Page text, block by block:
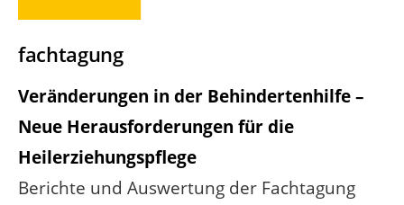
fachtagung
Veränderungen in der Behindertenhilfe –
Neue Herausforderungen für die
Heilerziehungspflege
Berichte und Auswertung der Fachtagung